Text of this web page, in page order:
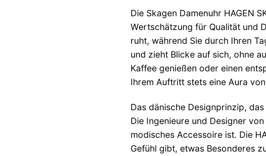
Die Skagen Damenuhr HAGEN
Wertschätzung für Qualität und
ruht, während Sie durch Ihren
und zieht Blicke auf sich, ohne
Kaffee genießen oder einen
Ihrem Auftritt stets eine Aura
Das dänische Designprinzip,
Die Ingenieure und Designer
modisches Accessoire ist. Die
Gefühl gibt, etwas Besonderes